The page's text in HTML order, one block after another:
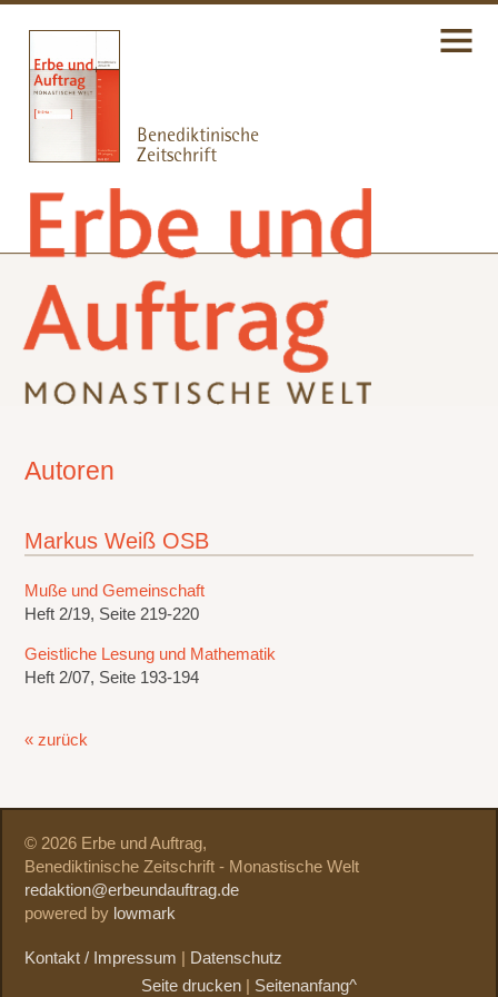
Autoren
Markus Weiß OSB
Muße und Gemeinschaft
Heft 2/19, Seite 219-220
Geistliche Lesung und Mathematik
Heft 2/07, Seite 193-194
« zurück
© 2026 Erbe und Auftrag,
Benediktinische Zeitschrift - Monastische Welt
redaktion@erbeundauftrag.de
powered by lowmark
Kontakt / Impressum
Datenschutz
Seite drucken
Seitenanfang^